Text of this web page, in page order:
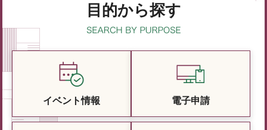
目的から探す
イベント情報 電子申請